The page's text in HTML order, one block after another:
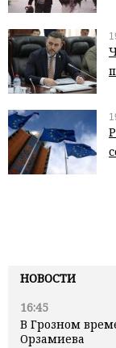
НОВОСТИ
16:45
В Грозном
Орзамиева